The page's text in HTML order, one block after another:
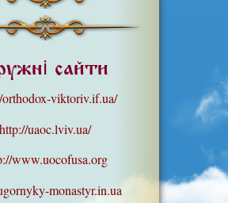
сайти
viktoriv.if.ua/
http://uaoc.lviv.ua/
www.uocofusa.org
monastyr.in.ua